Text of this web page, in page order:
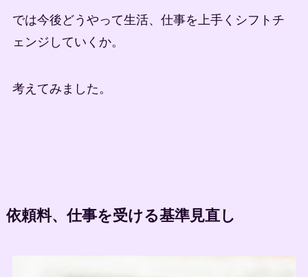
では今後どうやって生活、仕事を上手くシフトチ
ェンジしていくか。
考えてみました。
依頼料、仕事を受ける基準見直し